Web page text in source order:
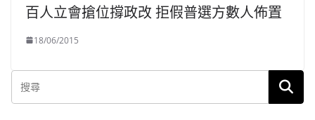
百人立會搶位撐政改 拒假普選方數人佈置
18/06/2015